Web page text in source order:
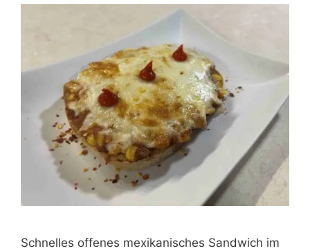
Schnelles offenes mexikanisches Sandwich im